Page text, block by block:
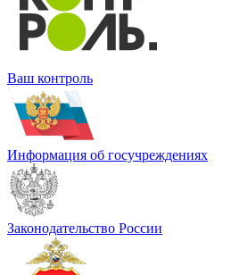
Ваш контроль
Информация об госучреждениях
Законодательство России